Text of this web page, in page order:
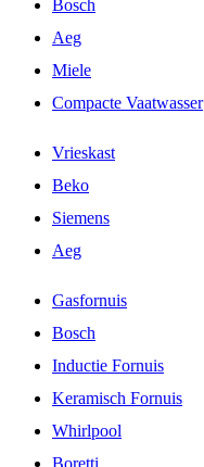
Bosch
Aeg
Miele
Compacte Vaatwasser
Vrieskast
Beko
Siemens
Aeg
Gasfornuis
Bosch
Inductie Fornuis
Keramisch Fornuis
Whirlpool
Boretti